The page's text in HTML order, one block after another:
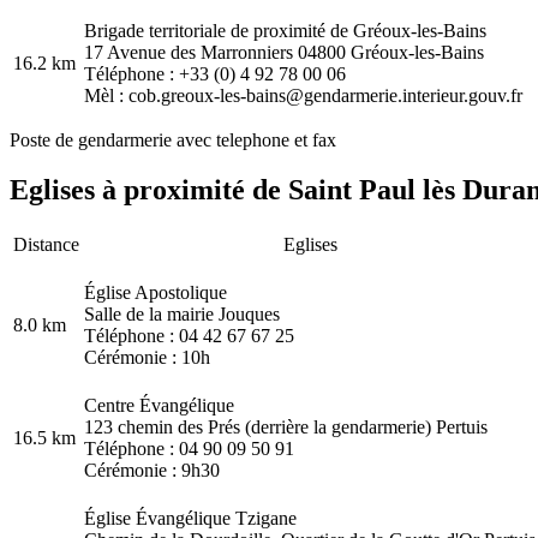
16.2 km
Brigade territoriale de proximité de Gréoux-les-Bains
17 Avenue des Marronniers 04800 Gréoux-les-Bains
Téléphone : +33 (0) 4 92 78 00 06
Mèl : cob.greoux-les-bains@gendarmerie.interieur.gouv.fr
Poste de gendarmerie avec telephone et fax
Eglises à proximité de Saint Paul lès
Distance Eglises
8.0 km
Église Apostolique
Salle de la mairie Jouques
Téléphone : 04 42 67 67 25
Cérémonie : 10h
16.5 km
Centre Évangélique
123 chemin des Prés (derrière la gendarmerie) Pertuis
Téléphone : 04 90 09 50 91
Cérémonie : 9h30
Église Évangélique Tzigane